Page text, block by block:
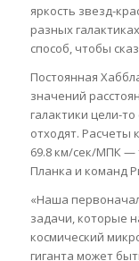
яркость звезд-
разных
способ, чтобы
Постоянная
значений
галактики цели-
отходят. Расчеты
69.8 км/сек/МПК —
Планка и команд
«Наша
задачи, которые
космический
гиганта может